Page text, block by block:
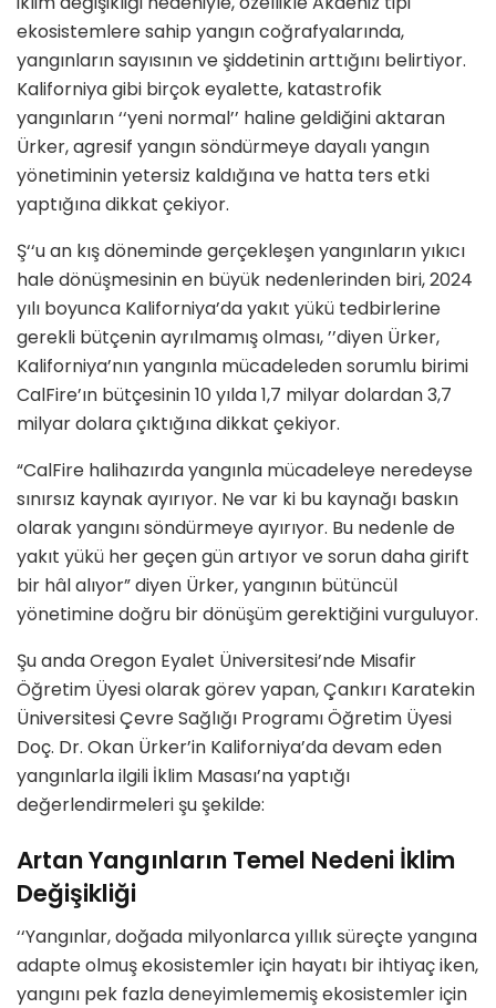
ekosistemlere sahip yangın coğrafyalarında,
yangınların sayısının ve şiddetinin arttığını belirtiyor.
Kaliforniya gibi birçok eyalette, katastrofik
yangınların‘‘yeni normal’’ haline geldiğini aktaran
Ürker, agresif yangın söndürmeye dayalı yangın
yönetiminin yetersiz kaldığına ve hatta ters etki
yaptığına dikkat çekiyor.
‘‘Şu an kış döneminde gerçekleşen yangınların yıkıcı
hale dönüşmesinin en büyük nedenlerinden biri, 2024
yılı boyunca Kaliforniya’dayakıt yükü tedbirlerine
gerekli bütçenin ayrılmamış olması,’’diyen Ürker,
Kaliforniya’nın yangınla mücadeleden sorumlu birimi
CalFire’ın bütçesinin 10 yılda 1,7 milyar dolardan 3,7
milyar dolara çıktığına dikkat çekiyor.
“CalFire halihazırda yangınla mücadeleye neredeyse
sınırsız kaynakayırıyor. Ne var ki bu kaynağı baskın
olarak yangını söndürmeye ayırıyor. Bu nedenle de
yakıt yükü her geçen gün artıyor ve sorun daha girift
bir hâl alıyor”diyen Ürker,yangının bütüncül
yönetimine doğru bir dönüşüm gerektiğini vurguluyor.
Şu anda Oregon Eyalet Üniversitesi’nde Misafir
Öğretim Üyesi olarak görev yapan, Çankırı Karatekin
Üniversitesi Çevre Sağlığı Programı Öğretim Üyesi
Doç. Dr. Okan Ürker’in Kaliforniya’da devam eden
yangınlarla ilgili İklim Masası’na yaptığı
değerlendirmeleri şu şekilde:
Artan Yangınların Temel Nedeni İklim
Değişikliği
‘‘Yangınlar, doğada milyonlarca yıllık süreçte yangına
adapte olmuş ekosistemler için hayatı bir ihtiyaç iken,
yangını pek fazla deneyimlememiş ekosistemler için